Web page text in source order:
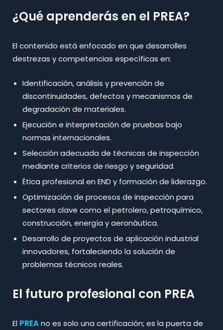
¿Qué aprenderás en el PREA?
El contenido está enfocado en que desarrolles
destrezas y competencias específicas en:
Identificación, análisis y prevención de
discontinuidades, defectos y mecanismos de
degradación de materiales.
Ejecución e interpretación de pruebas bajo
normas internacionales.​
Selección adecuada de técnicas de inspección
mediante criterios de riesgo y seguridad.
Ética profesional en END y formación de liderazgo.
Optimización de procesos de inspección para
sectores clave como el petrolero, petroquímico,
construcción, energía y aeronáutica.
Desarrollo de proyectos de aplicación industrial
innovadores, fortaleciendo la solución de
problemas técnicos reales.​
El futuro profesional con PREA
El PREAno es solo una certificación; es la puerta de